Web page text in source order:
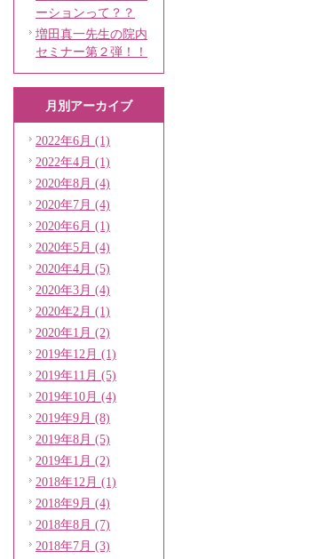
ーションって？？
増田真一先生の院内
セミナー第２弾！！
月別アーカイブ
2022年6月 (1)
2022年4月 (1)
2020年8月 (4)
2020年7月 (4)
2020年6月 (1)
2020年5月 (4)
2020年4月 (5)
2020年3月 (4)
2020年2月 (1)
2020年1月 (2)
2019年12月 (1)
2019年11月 (5)
2019年10月 (4)
2019年9月 (8)
2019年8月 (5)
2019年1月 (2)
2018年12月 (1)
2018年9月 (4)
2018年8月 (7)
2018年7月 (3)